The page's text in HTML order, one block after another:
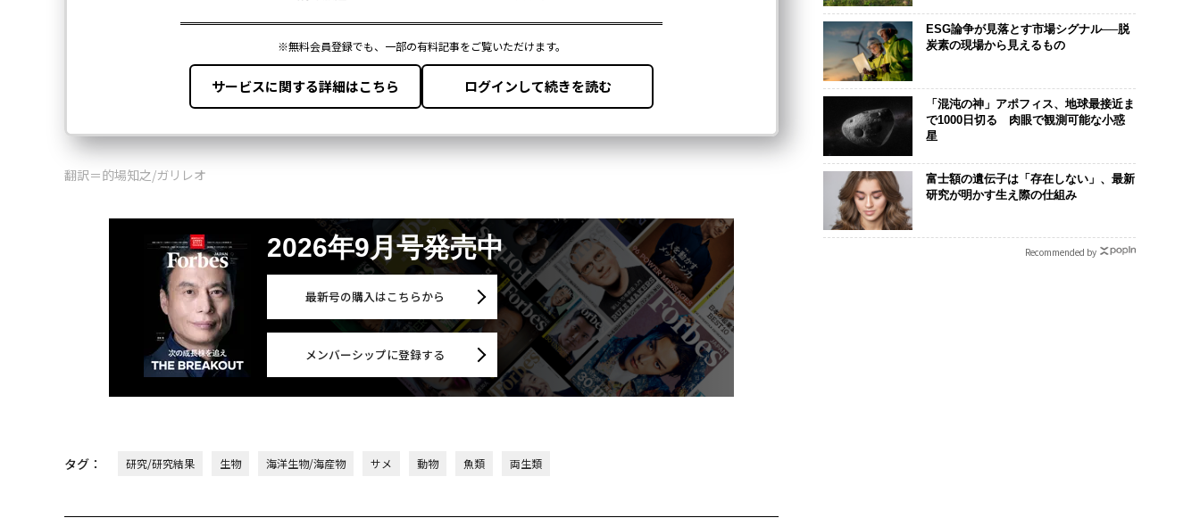
翻訳＝的場知之/ガリレオ
2026年9月号発売中
最新号の購入はこちらから
メンバーシップに登録する
タグ： 研究/研究結果 生物 海洋生物/海産物 サメ 動物 魚類 両生類
ESG論争が見落とす市場シグナル──脱
炭素の現場から見えるもの
「混沌の神」アポフィス、地球最接近ま
で1000日切る 肉眼で観測可能な小惑
星
富士額の遺伝子は「存在しない」、最新
研究が明かす生え際の仕組み
Recommended by